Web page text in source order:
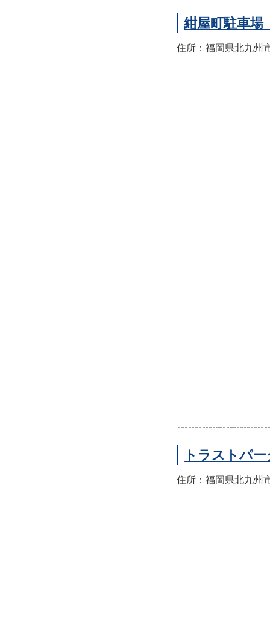
紺屋町駐車場
住所：福岡県北九州
トラストパ
住所：福岡県北九州